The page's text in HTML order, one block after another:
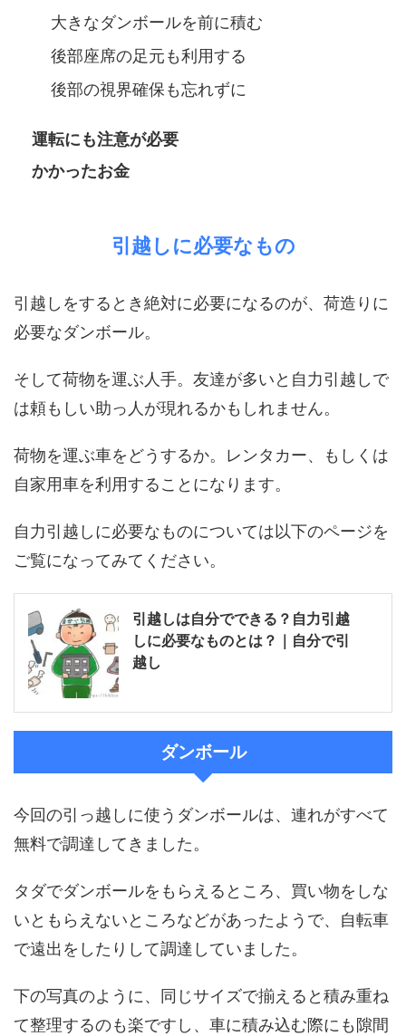
大きなダンボールを前に積む
後部座席の足元も利用する
後部の視界確保も忘れずに
運転にも注意が必要
かかったお金
引越しに必要なもの
引越しをするとき絶対に必要になるのが、荷造りに
必要なダンボール。
そして荷物を運ぶ人手。友達が多いと自力引越しで
は頼もしい助っ人が現れるかもしれません。
荷物を運ぶ車をどうするか。レンタカー、もしくは
自家用車を利用することになります。
自力引越しに必要なものについては以下のページを
ご覧になってみてください。
引越しは自分でできる？自力引越
しに必要なものとは？｜自分で引
越し
ダンボール
今回の引っ越しに使うダンボールは、連れがすべて
無料で調達してきました。
タダでダンボールをもらえるところ、買い物をしな
いともらえないところなどがあったようで、自転車
で遠出をしたりして調達していました。
下の写真のように、同じサイズで揃えると積み重ね
て整理するのも楽ですし、車に積み込む際にも隙間